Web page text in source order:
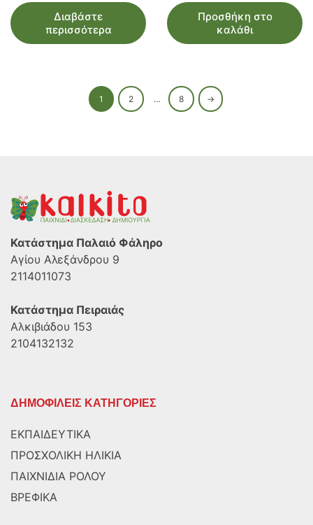
Διαβάστε
περισσότερα
Προσθήκη στο
καλάθι
1 2 … 8 →
Κατάστημα Παλαιό Φάληρο
Αγίου Αλεξάνδρου 9
2114011073
Κατάστημα Πειραιάς
Αλκιβιάδου 153
2104132132
ΔΗΜΟΦΙΛΕΙΣ ΚΑΤΗΓΟΡΙΕΣ
ΕΚΠΑΙΔΕΥΤΙΚΑ
ΠΡΟΣΧΟΛΙΚΗ ΗΛΙΚΙΑ
ΠΑΙΧΝΙΔΙΑ ΡΟΛΟΥ
ΒΡΕΦΙΚΑ